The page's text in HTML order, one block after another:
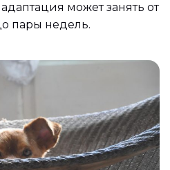
адаптация может занять от
пары недель.